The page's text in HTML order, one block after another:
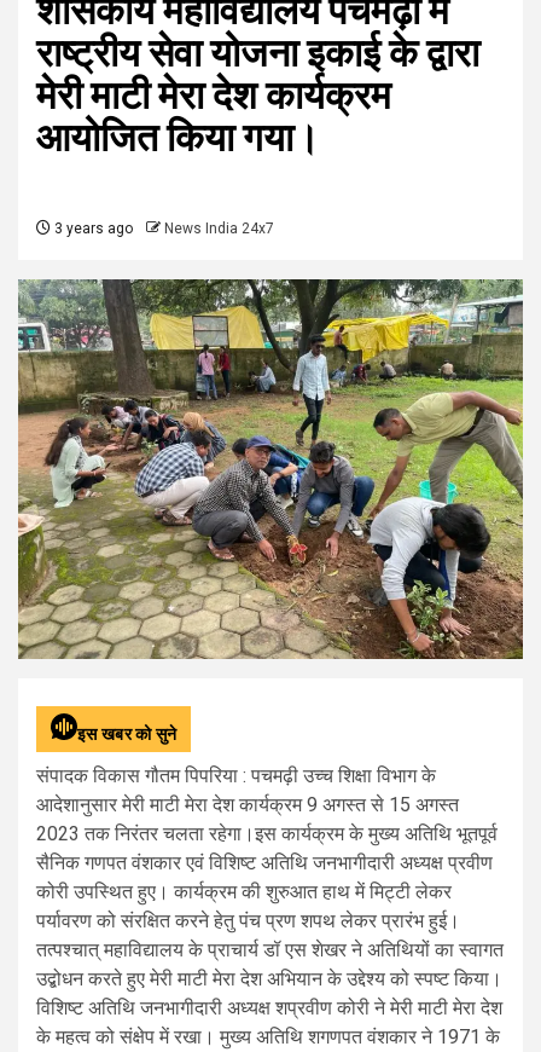
शासकीय महाविद्यालय पचमढ़ी में
राष्ट्रीय सेवा योजना इकाई के द्वारा
मेरी माटी मेरा देश कार्यक्रम
आयोजित किया गया।
3 years ago News India 24x7
इस खबर को सुने
संपादक विकास गौतम पिपरिया : पचमढ़ी उच्च शिक्षा विभाग के
आदेशानुसार मेरी माटी मेरा देश कार्यक्रम 9 अगस्त से 15 अगस्त
2023 तक निरंतर चलता रहेगा।इस कार्यक्रम के मुख्य अतिथि भूतपूर्व
सैनिक गणपत वंशकार एवं विशिष्ट अतिथि जनभागीदारी अध्यक्ष प्रवीण
कोरी उपस्थित हुए। कार्यक्रम की शुरुआत हाथ में मिट्टी लेकर
पर्यावरण को संरक्षित करने हेतु पंच प्रण शपथ लेकर प्रारंभ हुई।
तत्पश्चात् महाविद्यालय के प्राचार्य डॉ एस शेखर ने अतिथियों का स्वागत
उद्बोधन करते हुए मेरी माटी मेरा देश अभियान के उद्देश्य को स्पष्ट किया।
विशिष्ट अतिथि जनभागीदारी अध्यक्ष शप्रवीण कोरी ने मेरी माटी मेरा देश
के महत्व को संक्षेप में रखा। मुख्य अतिथि शगणपत वंशकार ने 1971 के